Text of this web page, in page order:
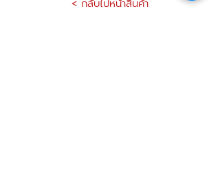
< กลับไปหน้าสินค้า